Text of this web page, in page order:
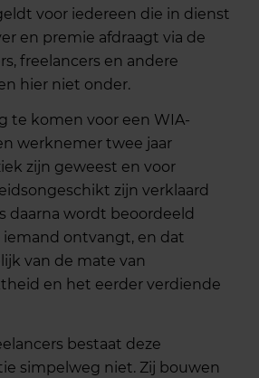
voor iedereen die in dienst
en premie afdraagt via de
freelancers en andere
hier niet onder.
te komen voor een WIA-
werknemer twee jaar
zijn geweest en voor
zijn verklaard
daarna wordt beoordeeld
ontvangt, en dat
van de mate van
en het eerder verdiende
bestaat deze
simpelweg niet. Zij bouwen